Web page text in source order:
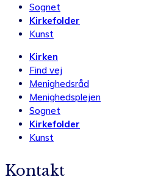
Sognet
Kirkefolder
Kunst
Kirken
Find vej
Menighedsråd
Menighedsplejen
Sognet
Kirkefolder
Kunst
Kontakt